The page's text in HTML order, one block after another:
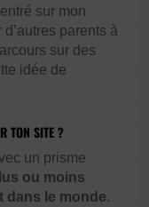
sur mon
parents à
sur des
idée de
TON SITE ?
un prisme
ou moins
dans le monde.